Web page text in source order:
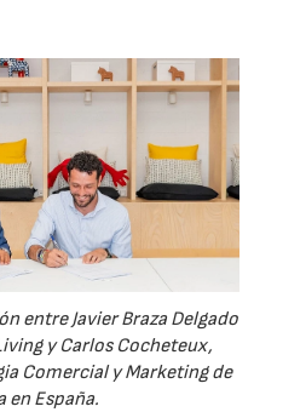
entre Javier Braza Delgado
y Carlos Cocheteux,
Comercial y Marketing de
en España.